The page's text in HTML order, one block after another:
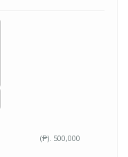
(₱). 500,000